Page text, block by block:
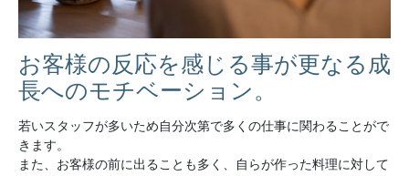
お客様の反応を感じる事が更なる成
長へのモチベーション。
若いスタッフが多いため自分次第で多くの仕事に関わることがで
きます。
また、お客様の前に出ることも多く、自らが作った料理に対して